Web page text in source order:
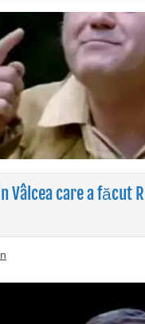
Vâlcea care a făcut